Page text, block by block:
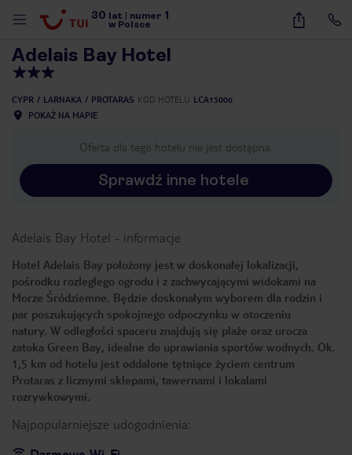
30 lat numer 1
w Polsce
29
Adelais Bay Hotel
CYPR LARNAKA PROTARAS KOD HOTELU LCA15006
POKAŻ NA MAPIE
Oferta dla tego hotelu nie jest dostępna.
Sprawdź inne hotele
Adelais Bay Hotel - informacje
Hotel Adelais Bay położony jest w doskonałej lokalizacji,
pośrodku rozległego ogrodu i z zachwycającymi widokami na
Morze Śródziemne. Będzie doskonałym wyborem dla rodzin i
par poszukujących spokojnego odpoczynku w otoczeniu
natury. W odległości spaceru znajdują się plaże oraz urocza
zatoka Green Bay, idealne do uprawiania sportów wodnych. Ok.
1,5 km od hotelu jest oddalone tętniące życiem centrum
Protaras z licznymi sklepami, tawernami i lokalami
rozrywkowymi.
Najpopularniejsze udogodnienia: